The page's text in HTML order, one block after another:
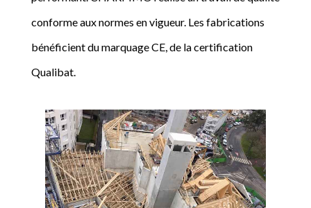
conforme aux normes en vigueur. Les fabrications
bénéficient du marquage CE, de la certification
Qualibat.